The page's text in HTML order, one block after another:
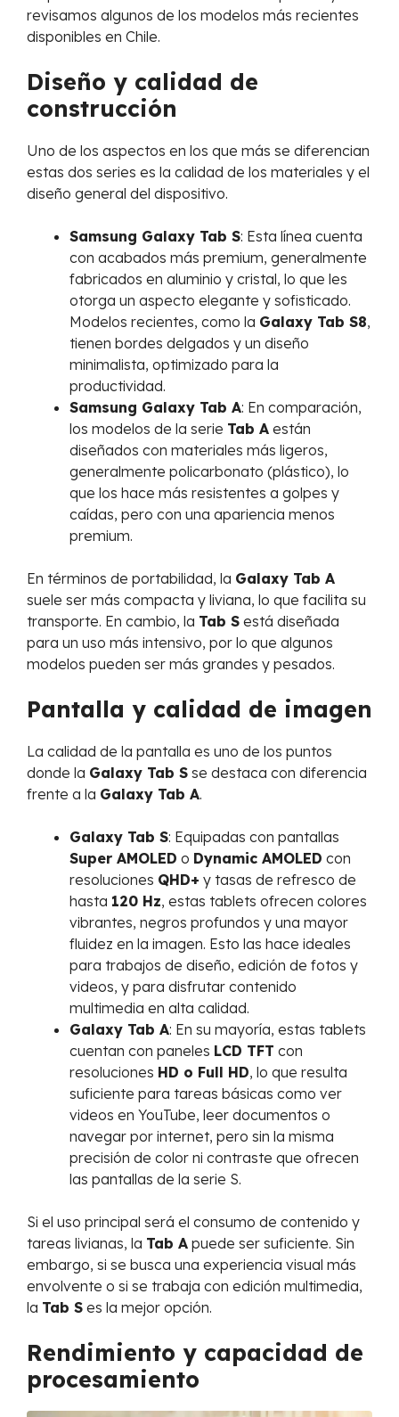
revisamos algunos de los modelos más recientes
disponibles en Chile.
Diseño y calidad de
construcción
Uno de los aspectos en los que más se diferencian
estas dos series es la calidad de los materiales y el
diseño general del dispositivo.
Samsung Galaxy Tab S: Esta línea cuenta
con acabados más premium, generalmente
fabricados en aluminio y cristal, lo que les
otorga un aspecto elegante y sofisticado.
Modelos recientes, como la Galaxy Tab S8,
tienen bordes delgados y un diseño
minimalista, optimizado para la
productividad.
Samsung Galaxy Tab A: En comparación,
los modelos de la serie Tab A están
diseñados con materiales más ligeros,
generalmente policarbonato (plástico), lo
que los hace más resistentes a golpes y
caídas, pero con una apariencia menos
premium.
En términos de portabilidad, la Galaxy Tab A
suele ser más compacta y liviana, lo que facilita su
transporte. En cambio, la Tab S está diseñada
para un uso más intensivo, por lo que algunos
modelos pueden ser más grandes y pesados.
Pantalla y calidad de imagen
La calidad de la pantalla es uno de los puntos
donde la Galaxy Tab S se destaca con diferencia
frente a la Galaxy Tab A.
Galaxy Tab S: Equipadas con pantallas
Super AMOLED o Dynamic AMOLED con
resoluciones QHD+ y tasas de refresco de
hasta 120 Hz, estas tablets ofrecen colores
vibrantes, negros profundos y una mayor
fluidez en la imagen. Esto las hace ideales
para trabajos de diseño, edición de fotos y
videos, y para disfrutar contenido
multimedia en alta calidad.
Galaxy Tab A: En su mayoría, estas tablets
cuentan con paneles LCD TFT con
resoluciones HD o Full HD, lo que resulta
suficiente para tareas básicas como ver
videos en YouTube, leer documentos o
navegar por internet, pero sin la misma
precisión de color ni contraste que ofrecen
las pantallas de la serie S.
Si el uso principal será el consumo de contenido y
tareas livianas, la Tab A puede ser suficiente. Sin
embargo, si se busca una experiencia visual más
envolvente o si se trabaja con edición multimedia,
la Tab S es la mejor opción.
Rendimiento y capacidad de
procesamiento